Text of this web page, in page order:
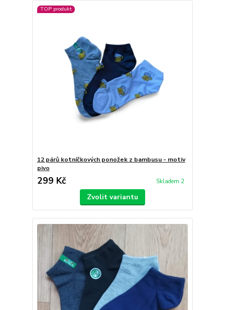
TOP produkt
12 párů kotníčkových ponožek z bambusu - motiv
pivo
299 Kč Skladem 2
Zvolit variantu